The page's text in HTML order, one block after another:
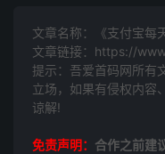
文章名称：《支付宝每
文章链接： https://
提示：吾爱首码网所有
立场，如果有侵权内容
谅解!
免责声明： 合作之前建